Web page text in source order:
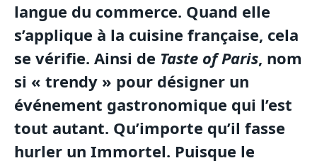
langue du commerce. Quand elle
s’applique à la cuisine française, cela
se vérifie. Ainsi de Taste of Paris, nom
si « trendy » pour désigner un
événement gastronomique qui l’est
tout autant. Qu’importe qu’il fasse
hurler un Immortel. Puisque le